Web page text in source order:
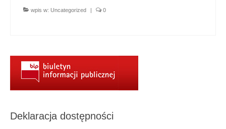
wydarzenia 2021
wydarzenia 2018
wydarzenia 2017
wydarzenia 2016
wpis w: Uncategorized | 0
Deklaracja dostępności